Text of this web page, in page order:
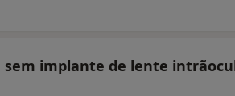
sem implante de lente